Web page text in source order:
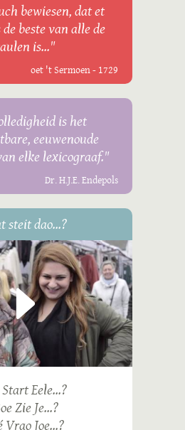
bewiesen, dat et
beste van alle de
is..."
oet 't Sermoen - 1729
is het
eeuwenoude
elke lexicograaf."
Dr. H.J.E. Endepols
steit dao...?
Eele...?
Zie Je...?
Vrao Joe...?